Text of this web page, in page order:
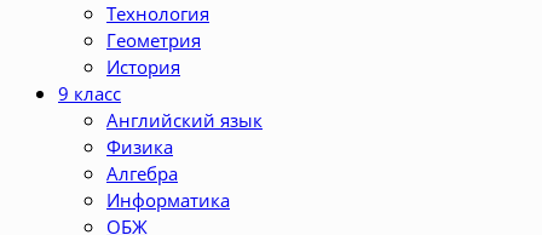
Технология
Геометрия
История
9 класс
Английский язык
Физика
Алгебра
Информатика
ОБЖ